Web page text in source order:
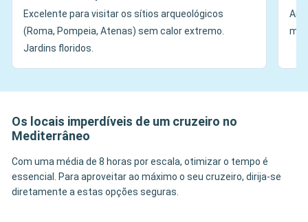
Excelente para visitar os sítios arqueológicos
(Roma, Pompeia, Atenas) sem calor extremo.
Jardins floridos.
Os locais imperdíveis de um cruzeiro no
Mediterrâneo
Com uma média de 8 horas por escala, otimizar o tempo é
essencial. Para aproveitar ao máximo o seu cruzeiro, dirija-se
diretamente a estas opções seguras.